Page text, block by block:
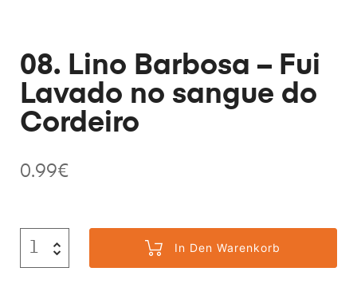
08. Lino Barbosa – Fui
Lavado no sangue do
Cordeiro
0.99€
In Den Warenkorb